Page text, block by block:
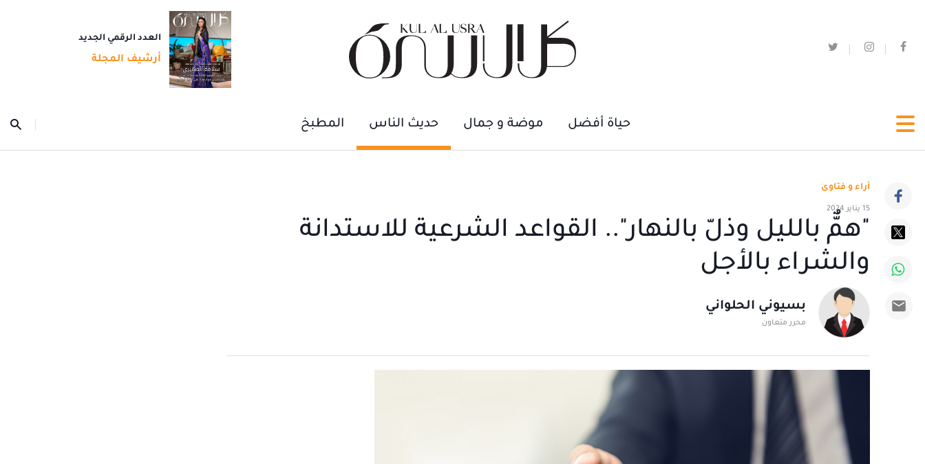
العدد الرقمي الجديد
أرشيف المجلة
حياة أفضل موضة و جمال حديث الناس المطبخ
آراء و فتاوى
15 يناير 2024
"همٌّ بالليل وذلّ بالنهار".. القواعد الشرعية للاستدانة
والشراء بالأجل
بسيوني الحلواني
محرر متعاون